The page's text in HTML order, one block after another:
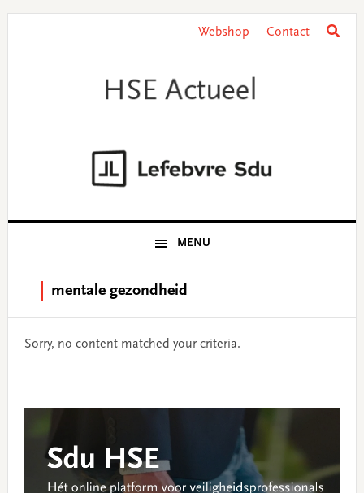
Webshop Contact
MENU
mentale gezondheid
Sorry, no content matched your criteria.
Primary
Sidebar